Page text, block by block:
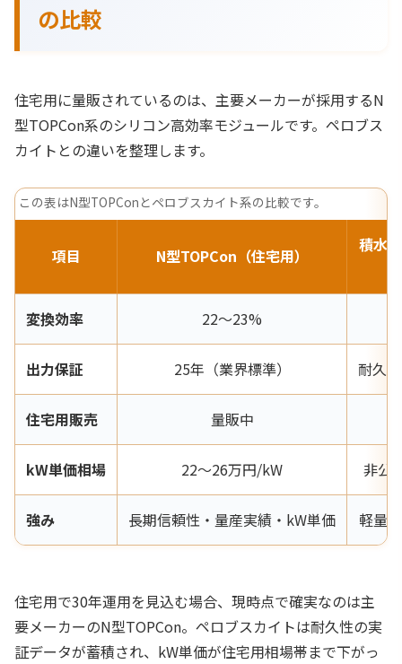
の比較
住宅用に量販されているのは、主要メーカーが採用するN
型TOPCon系のシリコン高効率モジュールです。ペロブス
カイトとの違いを整理します。
この表はN型TOPConとペロブスカイト系の比較です。
項目 N型TOPCon（住宅用）
積水
変換効率 22〜23%
出力保証 25年（業界標準） 耐久
住宅用販売 量販中
kW単価相場 22〜26万円/kW 非公
強み 長期信頼性・量産実績・kW単価 軽量
住宅用で30年運用を見込む場合、現時点で確実なのは主
要メーカーのN型TOPCon。ペロブスカイトは耐久性の実
証データが蓄積され、kW単価が住宅用相場帯まで下がっ